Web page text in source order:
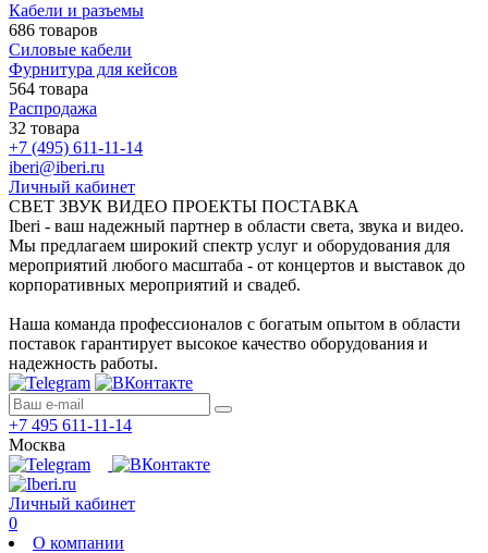
Кабели и разъемы
686 товаров
Силовые кабели
Фурнитура для кейсов
564 товара
Распродажа
32 товара
+7 (495) 611-11-14
iberi@iberi.ru
Личный кабинет
СВЕТ ЗВУК ВИДЕО ПРОЕКТЫ ПОСТАВКА
Iberi - ваш надежный партнер в области света, звука и видео.
Мы предлагаем широкий спектр услуг и оборудования для
мероприятий любого масштаба - от концертов и выставок до
корпоративных мероприятий и свадеб.
Наша команда профессионалов с богатым опытом в области
поставок гарантирует высокое качество оборудования и
надежность работы.
+7 495 611-11-14
Москва
Личный кабинет
0
О компании